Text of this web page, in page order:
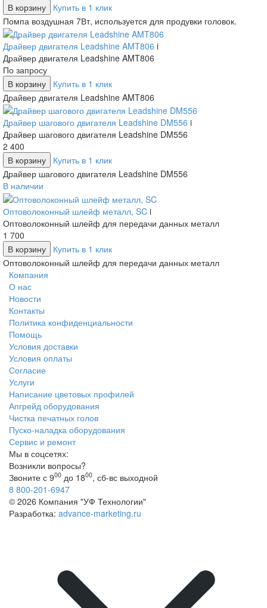
В корзину
Купить в 1 клик
Помпа воздушная 7Вт, используется для продувки головок.
Драйвер двигателя Leadshine AMT806 i
Драйвер двигателя Leadshine AMT806
По запросу
В корзину
Купить в 1 клик
Драйвер двигателя Leadshine AMT806
Драйвер шагового двигателя Leadshine DM556 i
Драйвер шагового двигателя Leadshine DM556
2 400
В корзину
Купить в 1 клик
Драйвер шагового двигателя Leadshine DM556
В наличии
Оптоволоконный шлейф металл, SC i
Оптоволоконный шлейф для передачи данных металл
1 700
В корзину
Купить в 1 клик
Оптоволоконный шлейф для передачи данных металл
Компания
О нас
Новости
Контакты
Политика конфиденциальности
Помощь
Условия доставки
Условия оплаты
Согласие
Услуги
Написание цветовых профилей
Апгрейд оборудования
Чистка печатных голов
Пуско-наладка оборудования
Сервис и ремонт
Мы в соцсетях:
Возникли вопросы?
Звоните с 900 до 1800, сб-вс выходной
8 800-201-6947
© 2026 Компания "УФ Технологии"
Разработка: advance-marketing.ru